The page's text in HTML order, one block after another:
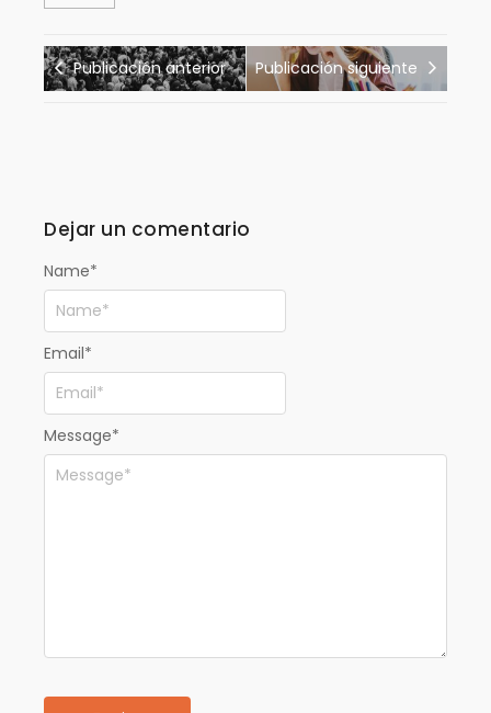
Publicación anterior Publicación siguiente
Dejar un comentario
Message*
Name*
Email*